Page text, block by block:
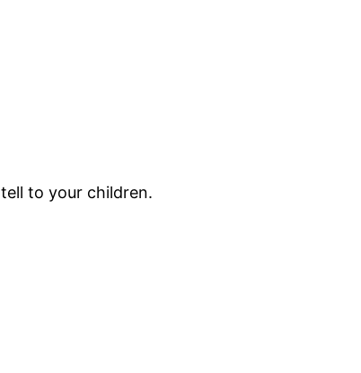
to your children.